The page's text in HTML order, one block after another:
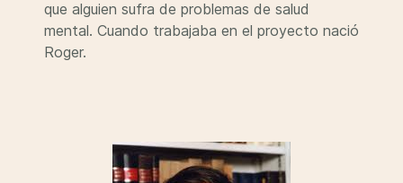
que alguien sufra de problemas de salud
mental. Cuando trabajaba en el proyecto nació
Roger.